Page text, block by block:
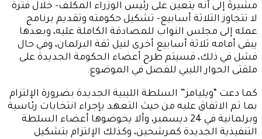
مشيرةً إلى أنه يتعين على رئيس الوزراء المكلف- خلال فترة
لا تتجاوز الثلاثة أسابيع- تشكيل حكومته وتقديم برنامج
عمله إلى مجلس النواب للمصادقة الكاملة عليه، وبعدها
يبقى أمامه ثلاثة أسابيع أخرى لنيل ثقة البرلمان، وفي حال
فشل في ذلك، فسيتم طرح أعضاء الحكومة الجديدة على
ملقتى الحوار الليبي للفصل في الموضوع.
كما دعت “ويليامز” السلطة الليبية الجديدة بضرورة الإلتزام
بما تم الاتفاق عليه من حيث التعهد بإجراء انتخابات رئاسية
وبرلمانية في 24 ديسمبر، وألا يخوضوها أعضاء السلطة
التنفيذية الجديدة كمرشحين، وكذلك الإلتزام بتشكيل